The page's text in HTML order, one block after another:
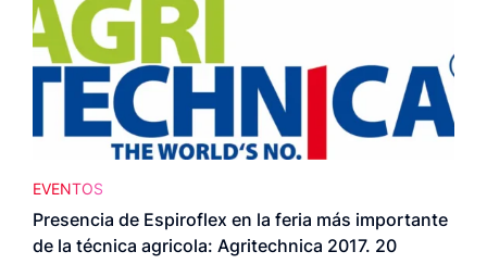
EVENTOS
Presencia de Espiroflex en la feria más importante
de la técnica agricola: Agritechnica 2017. 20